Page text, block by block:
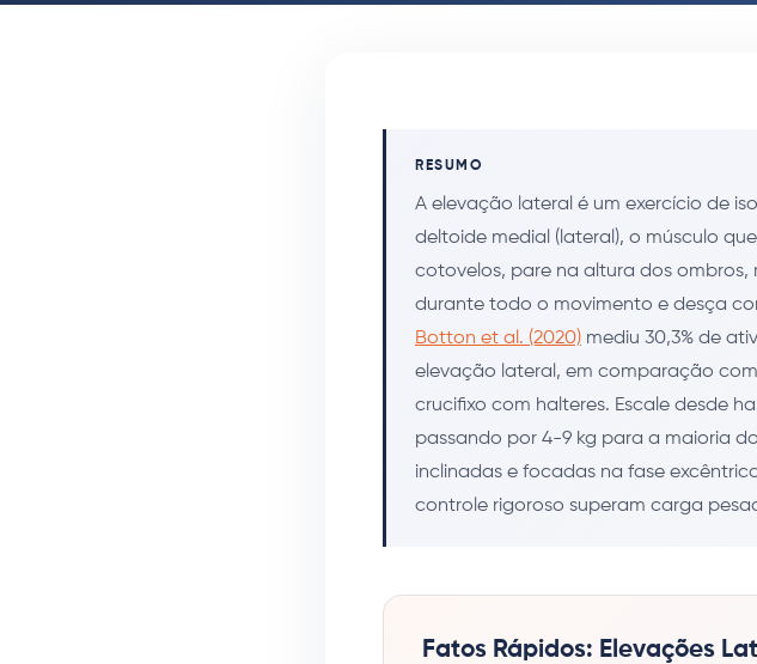
RESUMO
A elevação lateral é um exercício de
deltoide medial (lateral), o músculo
cotovelos, pare na altura dos
durante todo o movimento e desça
Botton et al. (2020) mediu 30,3% de
elevação lateral, em comparação
crucifixo com halteres. Escale desde
passando por 4-9 kg para a maioria
inclinadas e focadas na fase
controle rigoroso superam carga
Fatos Rápidos: Elevações